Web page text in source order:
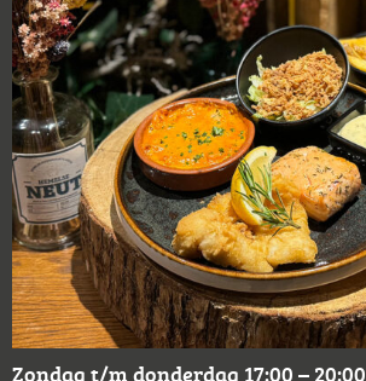
Zondag t/m donderdag 17:00 – 20:00